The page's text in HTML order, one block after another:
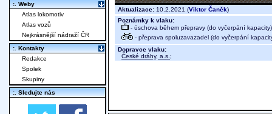
Aktualizace: 10.2.2021 (Viktor Čaněk)
Poznámky k vlaku:
- úschova během přepravy (do vyčerpání kapacity)
- přeprava spoluzavazadel (do vyčerpání
Dopravce vlaku:
České dráhy, a.s. ;
:. Weby
Atlas lokomotiv
Atlas vozů
Nejkrásnější nádraží ČR
:. Kontakty
Redakce
Spolek
Skupiny
:. Sledujte nás